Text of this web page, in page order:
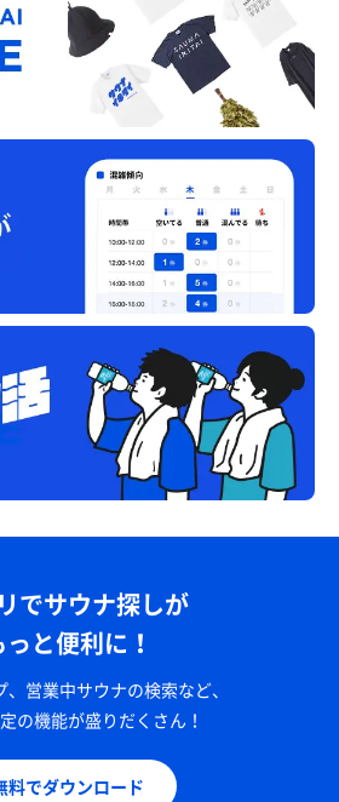
でサウナ探しが
っと便利に！
営業中サウナの検索など、
の機能が盛りだくさん！
料でダウンロード